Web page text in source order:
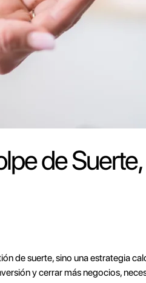
de
de suerte, sino una estrategia
y cerrar más negocios,